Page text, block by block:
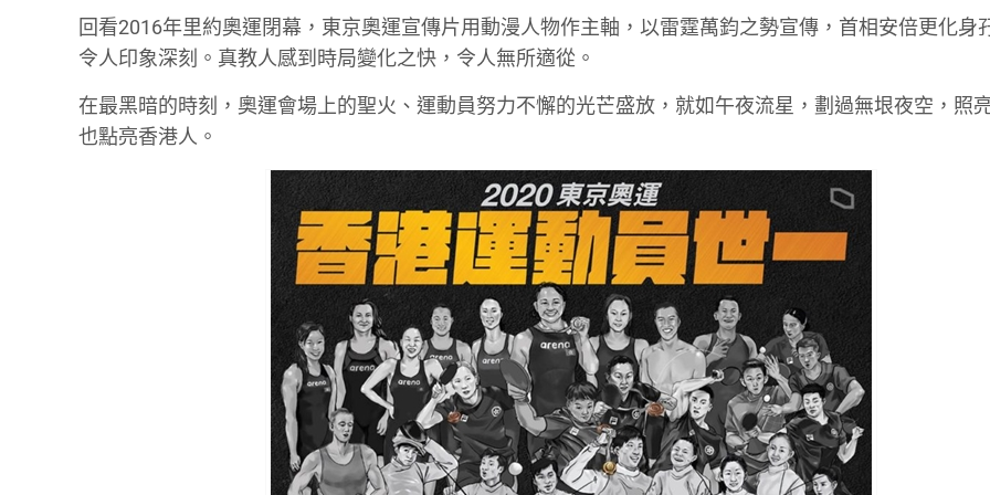
回看2016年里約奧運閉幕，東京奧運宣傳片用動漫人物作主軸，以雷霆萬鈞之勢宣傳，首相安倍更化身
令人印象深刻。真教人感到時局變化之快，令人無所適從。
在最黑暗的時刻，奧運會場上的聖火、運動員努力不懈的光芒盛放，就如午夜流星，劃過無垠夜空，照
也點亮香港人。